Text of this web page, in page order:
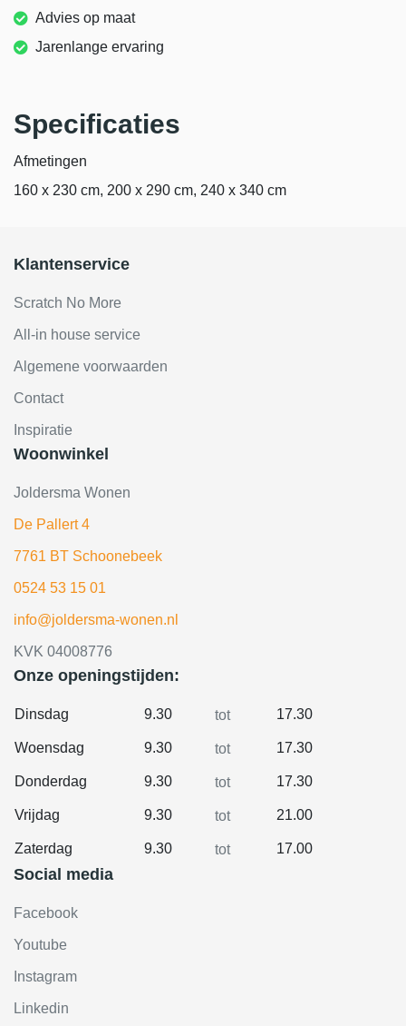
Advies op maat
Jarenlange ervaring
Specificaties
Afmetingen
160 x 230 cm, 200 x 290 cm, 240 x 340 cm
Klantenservice
Scratch No More
All-in house service
Algemene voorwaarden
Contact
Inspiratie
Woonwinkel
Joldersma Wonen
De Pallert 4
7761 BT Schoonebeek
0524 53 15 01
info@joldersma-wonen.nl
KVK 04008776
Onze openingstijden:
Dinsdag 9.30 tot 17.30
Woensdag 9.30 tot 17.30
Donderdag 9.30 tot 17.30
Vrijdag 9.30 tot 21.00
Zaterdag 9.30 tot 17.00
Social media
Facebook
Youtube
Instagram
Linkedin